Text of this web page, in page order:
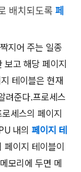
배치되도록 페
지어 주는 일종
고 해당 페이지
테이블은 현재
려준다.프로세스
세스의 페이지
내의 페이지 테
이지 테이블이
모리에 두면 메